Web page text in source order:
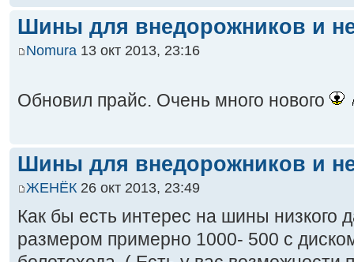
Шины для внедорожников и
Nomura 13 окт 2013, 23:16
Обновил прайс. Очень много нового
Шины для внедорожников и
ЖЕНЁК 26 окт 2013, 23:49
Как бы есть интерес на шины низкого
размером примерно 1000- 500 с